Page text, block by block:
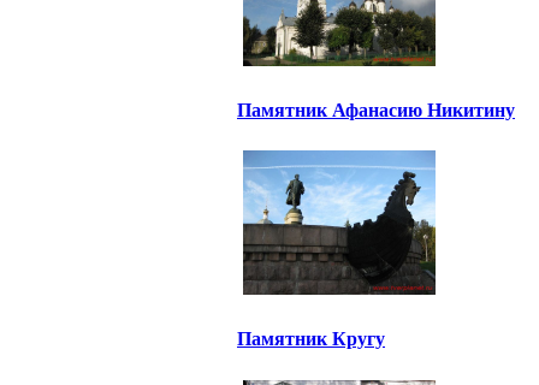
Памятник Афанасию Никитину
Памятник Кругу